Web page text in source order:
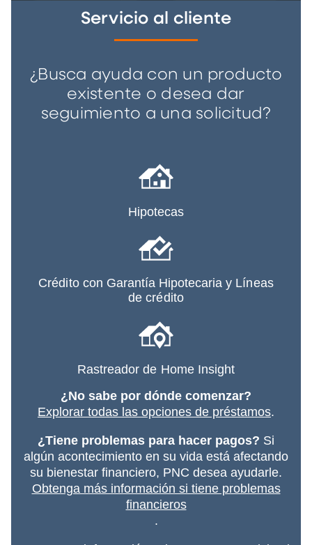
Servicio al cliente
¿Busca ayuda con un producto
existente o desea dar
seguimiento a una solicitud?
Hipotecas
Crédito con Garantía Hipotecaria y Líneas
de crédito
Rastreador de Home Insight
¿No sabe por dónde comenzar?
Explorar todas las opciones de préstamos.
¿Tiene problemas para hacer pagos? Si
algún acontecimiento en su vida está afectando
su bienestar financiero, PNC desea ayudarle.
Obtenga más información si tiene problemas
financieros
.